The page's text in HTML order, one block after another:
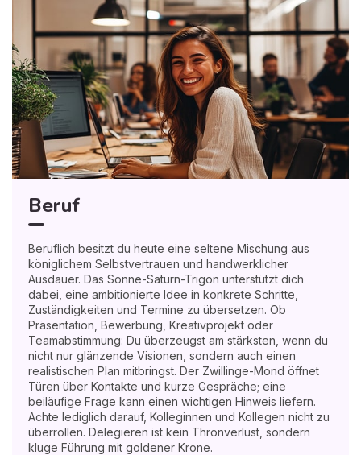
Beruf
Beruflich besitzt du heute eine seltene Mischung aus
königlichem Selbstvertrauen und handwerklicher
Ausdauer. Das Sonne-Saturn-Trigon unterstützt dich
dabei, eine ambitionierte Idee in konkrete Schritte,
Zuständigkeiten und Termine zu übersetzen. Ob
Präsentation, Bewerbung, Kreativprojekt oder
Teamabstimmung: Du überzeugst am stärksten, wenn du
nicht nur glänzende Visionen, sondern auch einen
realistischen Plan mitbringst. Der Zwillinge-Mond öffnet
Türen über Kontakte und kurze Gespräche; eine
beiläufige Frage kann einen wichtigen Hinweis liefern.
Achte lediglich darauf, Kolleginnen und Kollegen nicht zu
überrollen. Delegieren ist kein Thronverlust, sondern
kluge Führung mit goldener Krone.